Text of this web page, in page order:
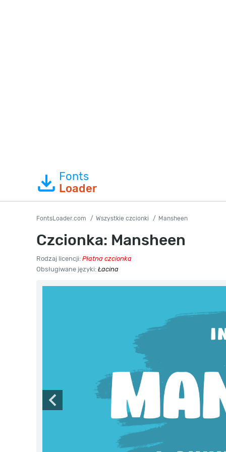
Fonts
Loader
FontsLoader.com Wszystkie czcionki Mansheen
Czcionka: Mansheen
Rodzaj licencji: Płatna czcionka
Obsługiwane języki: Łacina